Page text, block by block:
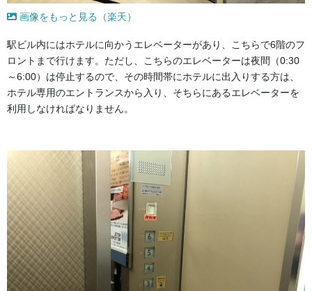
画像をもっと見る（楽天）
駅ビル内にはホテルに向かうエレベーターがあり、こちらで6階のフ
ロントまで行けます。ただし、こちらのエレベーターは夜間（0:30
～6:00）は停止するので、その時間帯にホテルに出入りする方は、
ホテル専用のエントランスから入り、そちらにあるエレベーターを
利用しなければなりません。